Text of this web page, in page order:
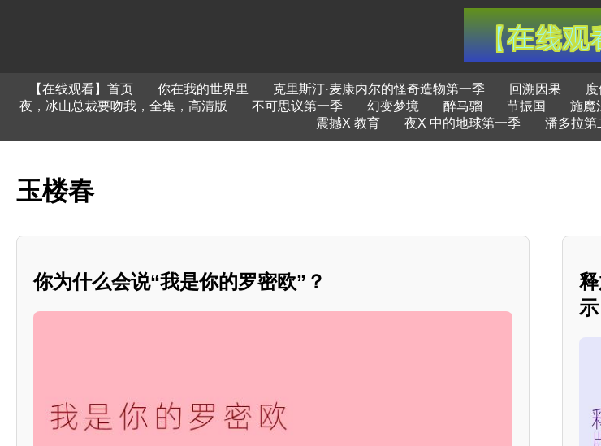
【在线观看】首页 你在我的世界里 克里斯汀·麦康内尔的怪奇造物第一季 回溯因果
夜，冰山总裁要吻我，全集，高清版
不可思议第一季 幻变梦境 醉马骝 节振国 施魔
震撼X 教育
夜X 中的地球第一季 潘多拉第
玉楼春
你为什么会说“我是你的罗密欧”？
示